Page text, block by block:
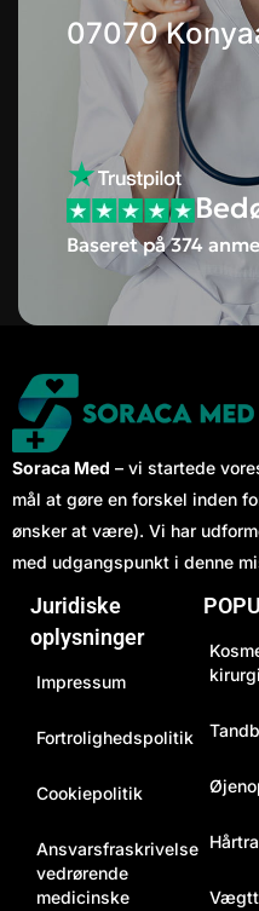
07070
Baseret på 374
Soraca Med – vi startede
mål at gøre en forskel inden
ønsker at være). Vi har
med udgangspunkt i denne
Juridiske
oplysninger
Impressum
Fortrolighedspolitik
Cookiepolitik
Ansvarsfraskrivelse
vedrørende
medicinske
kirurgi